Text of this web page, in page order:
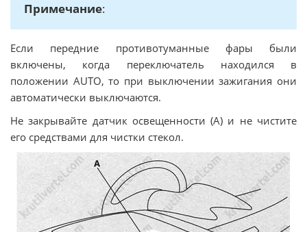
Примечание:
Если передние противотуманные фары были
включены, когда переключатель находился в
положении AUTO, то при выключении зажигания они
автоматически выключаются.
Не закрывайте датчик освещенности (А) и не чистите
его средствами для чистки стекол.